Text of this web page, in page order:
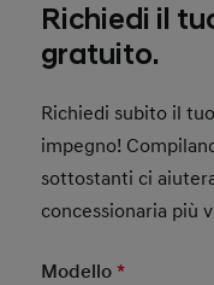
Richiedi il
gratuito.
Richiedi subito il
impegno!
sottostanti ci
concessionaria più
Modello*